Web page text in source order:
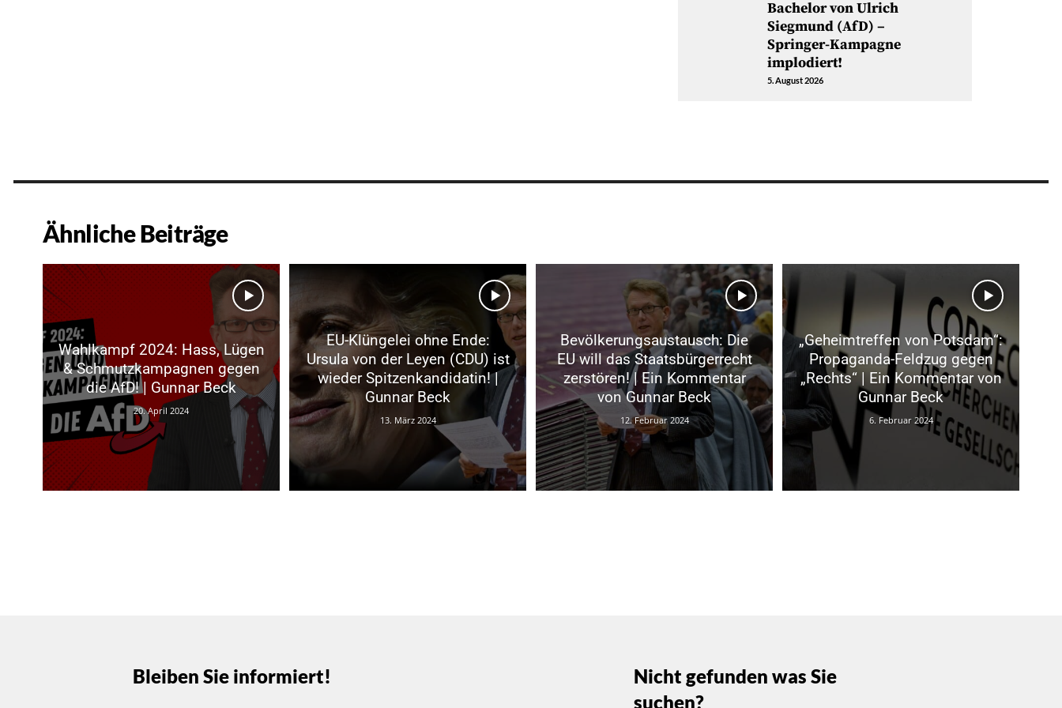
Bachelor von Ulrich
Siegmund (AfD) –
Springer-Kampagne
implodiert!
5. August 2026
Ähnliche Beiträge
Wahlkampf 2024: Hass, Lügen
& Schmutzkampagnen gegen
die AfD! | Gunnar Beck
20. April 2024
EU-Klüngelei ohne Ende:
Ursula von der Leyen (CDU) ist
wieder Spitzenkandidatin! |
Gunnar Beck
13. März 2024
Bevölkerungsaustausch: Die
EU will das Staatsbürgerrecht
zerstören! | Ein Kommentar
von Gunnar Beck
12. Februar 2024
„Geheimtreffen von Potsdam“:
Propaganda-Feldzug gegen
„Rechts“ | Ein Kommentar von
Gunnar Beck
6. Februar 2024
Bleiben Sie informiert!
Nicht gefunden was Sie
suchen?